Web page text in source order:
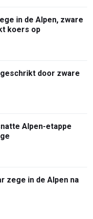
in de Alpen, zware
koers op
door zware
Alpen-etappe
zege in de Alpen na